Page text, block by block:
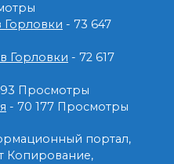
Горловки - 73 647
Горловки - 72 617
Просмотры
- 70 177 Просмотры
портал,
Копирование,